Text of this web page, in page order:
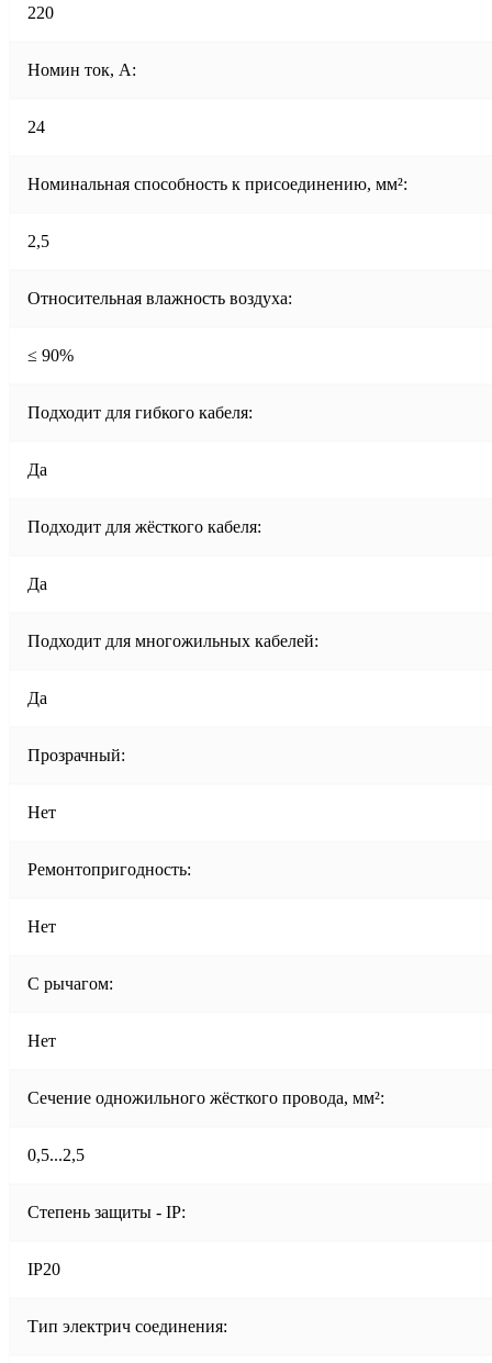
220
Номин ток, А:
24
Номинальная способность к присоединению, мм²:
2,5
Относительная влажность воздуха:
≤ 90%
Подходит для гибкого кабеля:
Да
Подходит для жёсткого кабеля:
Да
Подходит для многожильных кабелей:
Да
Прозрачный:
Нет
Ремонтопригодность:
Нет
С рычагом:
Нет
Сечение одножильного жёсткого провода, мм²:
0,5...2,5
Степень защиты - IP:
IP20
Тип электрич соединения: